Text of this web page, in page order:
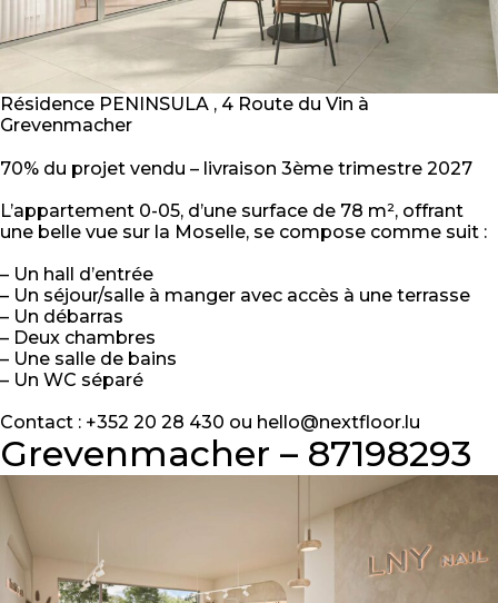
Résidence PENINSULA , 4 Route du Vin à
Grevenmacher
70% du projet vendu – livraison 3ème trimestre 2027
L’appartement 0-05, d’une surface de 78 m², offrant
une belle vue sur la Moselle, se compose comme suit :
– Un hall d’entrée
– Un séjour/salle à manger avec accès à une terrasse
– Un débarras
– Deux chambres
– Une salle de bains
– Un WC séparé
Contact : +352 20 28 430 ou hello@nextfloor.lu
Grevenmacher – 87198293